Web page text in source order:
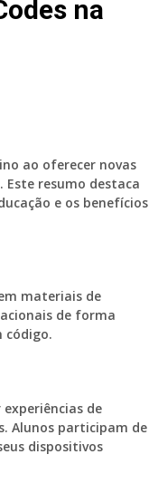
na
ao oferecer novas
resumo destaca
e os benefícios
materiais de
de forma
código.
experiências de
Alunos participam de
dispositivos